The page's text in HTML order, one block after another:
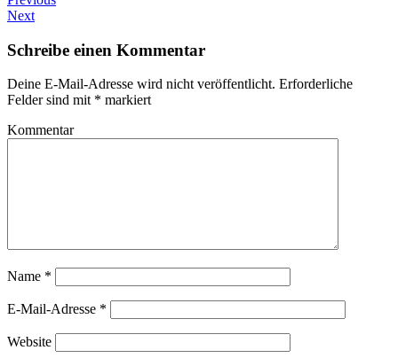
Next
Schreibe einen Kommentar
Deine E-Mail-Adresse wird nicht veröffentlicht. Erforderliche
Felder sind mit * markiert
Kommentar
Name *
E-Mail-Adresse *
Website